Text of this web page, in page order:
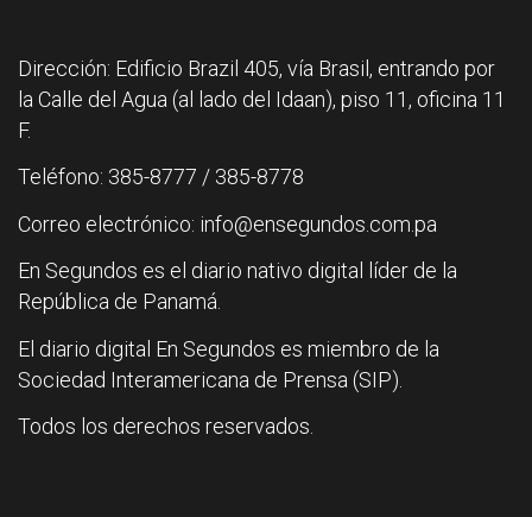
Dirección: Edificio Brazil 405, vía Brasil, entrando por
la Calle del Agua (al lado del Idaan), piso 11, oficina 11
F.
Teléfono: 385-8777 / 385-8778
Correo electrónico: info@ensegundos.com.pa
En Segundos es el diario nativo digital líder de la
República de Panamá.
El diario digital En Segundos es miembro de la
Sociedad Interamericana de Prensa (SIP).
Todos los derechos reservados.